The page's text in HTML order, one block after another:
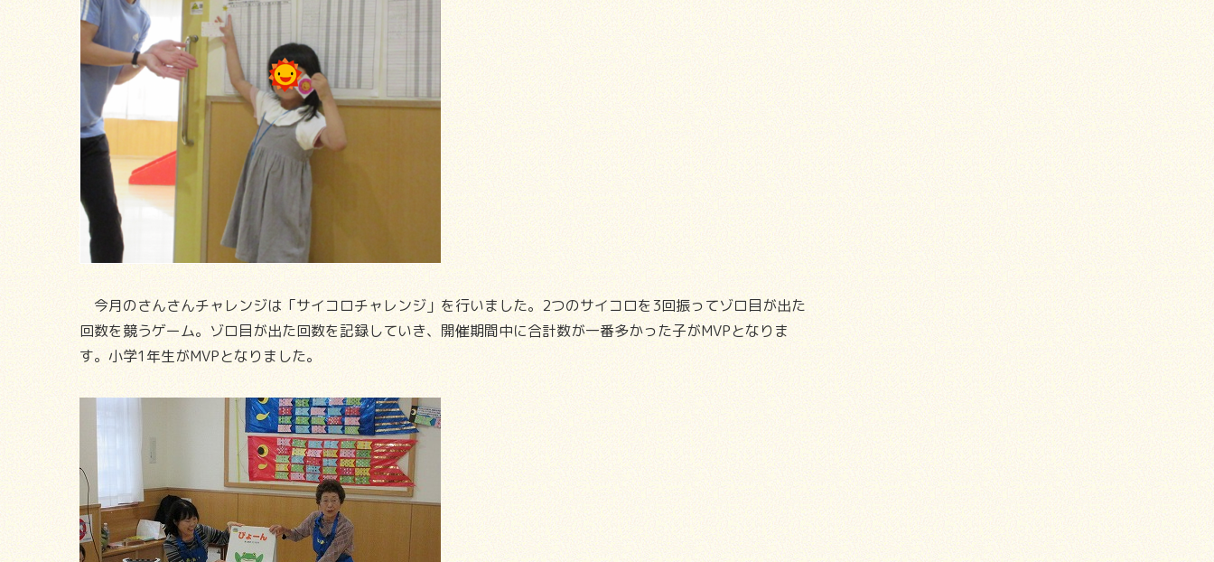
今月のさんさんチャレンジは「サイコロチャレンジ」を行いました。2つのサイコロを3回振ってゾロ目が出た
回数を競うゲーム。ゾロ目が出た回数を記録していき、開催期間中に合計数が一番多かった子がMVPとなりま
す。小学1年生がMVPとなりました。